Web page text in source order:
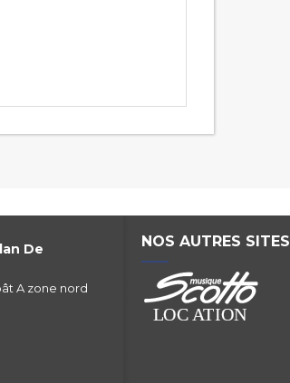
De
A zone nord
NOS AUTRES SITES